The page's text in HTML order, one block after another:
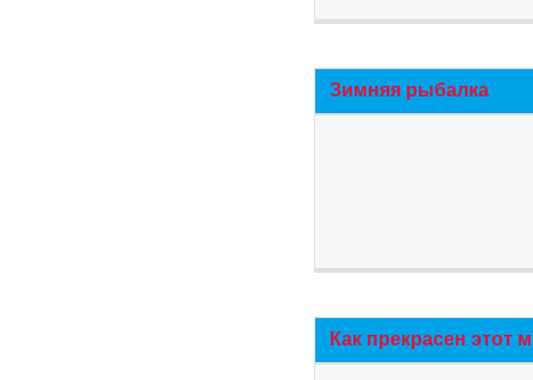
Зимняя рыбалка
Как прекрасен этот